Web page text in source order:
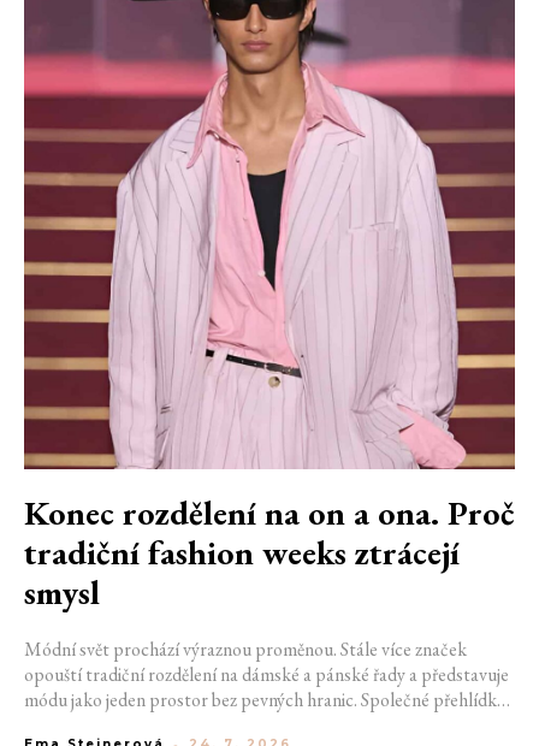
Konec rozdělení na on a ona. Proč
tradiční fashion weeks ztrácejí
smysl
Módní svět prochází výraznou proměnou. Stále více značek
opouští tradiční rozdělení na dámské a pánské řady a představuje
módu jako jeden prostor bez pevných hranic. Společné přehlídky,